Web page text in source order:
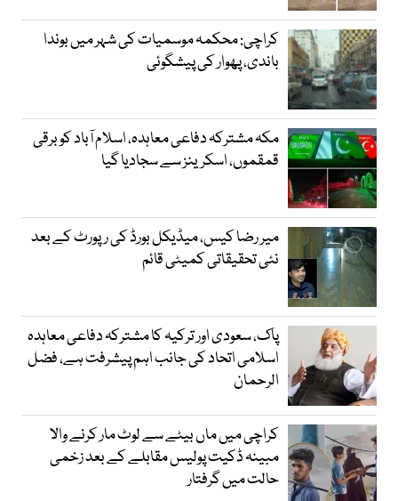
کراچی: محکمہ موسمیات کی شہر میں بوندا
باندی، پھوار کی پیشگوئی
مکہ مشترکہ دفاعی معاہدہ، اسلام آباد کو برقی
قمقموں، اسکرینز سے سجادیا گیا
میر رضا کیس، میڈیکل بورڈ کی رپورٹ کے بعد
نئی تحقیقاتی کمیٹی قائم
پاک، سعودی اور ترکیہ کا مشترکہ دفاعی معاہدہ
اسلامی اتحاد کی جانب اہم پیشرفت ہے، فضل
الرحمان
کراچی میں ماں بیٹے سے لوٹ مار کرنے والا
مبینہ ڈکیت پولیس مقابلے کے بعد زخمی
حالت میں گرفتار